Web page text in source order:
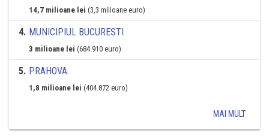
14,7 milioane lei (3,3 milioane euro)
4. MUNICIPIUL BUCURESTI
3 milioane lei (684.910 euro)
5. PRAHOVA
1,8 milioane lei (404.872 euro)
MAI MULT